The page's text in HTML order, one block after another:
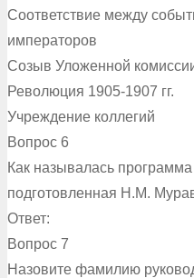
Соответствие между
императоров
Созыв Уложенной
Революция 1905-1907 гг.
Учреждение коллегий
Вопрос 6
Как называлась
подготовленная Н.М.
Ответ:
Вопрос 7
Назовите фамилию